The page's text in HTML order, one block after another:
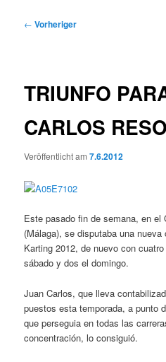
Beitragsnavigation
← Vorheriger
TRIUNFO
CARLOS
Veröffentlicht am7.6.2012
Este pasado fin de semana, en el
(Málaga), se disputaba una
Karting 2012, de nuevo con
sábado y dos el domingo.
Juan Carlos, que lleva
puestos esta temporada, a punto
que perseguia en todas las
concentración, lo consiguió.